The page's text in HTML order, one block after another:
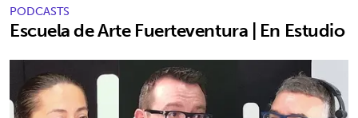
PODCASTS
Escuela de Arte Fuerteventura | En Estudio